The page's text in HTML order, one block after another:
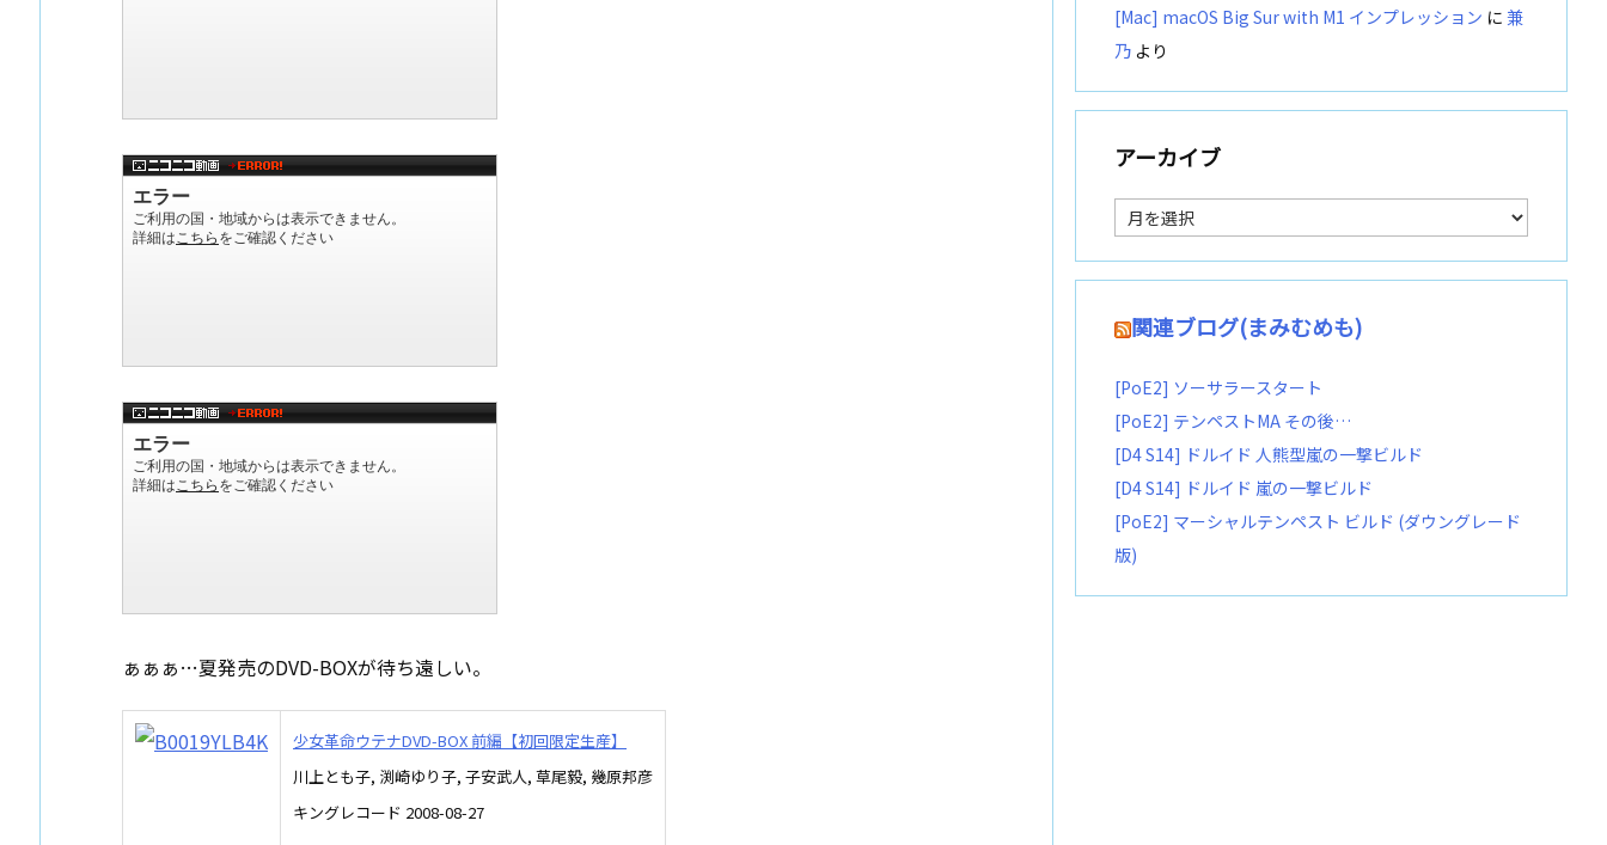
ぁぁぁ…夏発売のDVD-BOXが待ち遠しい。
少女革命ウテナDVD-BOX 前編【初回限定生産】
川上とも子, 渕崎ゆり子, 子安武人, 草尾毅, 幾原邦彦
キングレコード 2008-08-27
[Mac] macOS Big Sur with M1 インプレッション に 兼
乃 より
アーカイブ
ア
ー
カ
イ
関連ブログ(まみむめも)
[PoE2] ソーサラースタート
[PoE2] テンペストMA その後…
[D4 S14] ドルイド 人熊型嵐の一撃ビルド
[D4 S14] ドルイド 嵐の一撃ビルド
[PoE2] マーシャルテンペスト ビルド (ダウングレード
版)